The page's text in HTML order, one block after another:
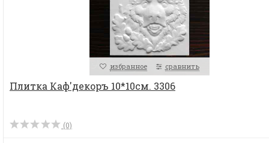
избранное сравнить
Плитка Каф'декоръ 10*10см. 3306
(0)